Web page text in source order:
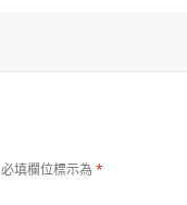
必填欄位標示為*